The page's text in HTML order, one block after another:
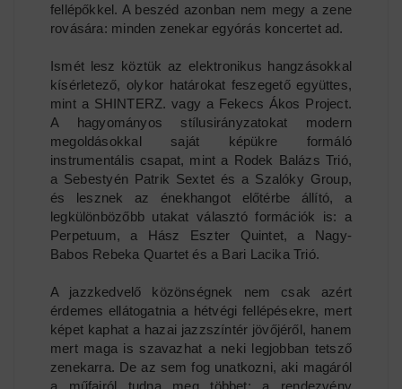
fellépőkkel. A beszéd azonban nem megy a zene
rovására: minden zenekar egyórás koncertet ad.
Ismét lesz köztük az elektronikus hangzásokkal
kísérletező, olykor határokat feszegető együttes,
mint a SHINTERZ. vagy a Fekecs Ákos Project.
A hagyományos stílusirányzatokat modern
megoldásokkal saját képükre formáló
instrumentális csapat, mint a Rodek Balázs Trió,
a Sebestyén Patrik Sextet és a Szalóky Group,
és lesznek az énekhangot előtérbe állító, a
legkülönbözőbb utakat választó formációk is: a
Perpetuum, a Hász Eszter Quintet, a Nagy-
Babos Rebeka Quartet és a Bari Lacika Trió.
A jazzkedvelő közönségnek nem csak azért
érdemes ellátogatnia a hétvégi fellépésekre, mert
képet kaphat a hazai jazzszíntér jövőjéről, hanem
mert maga is szavazhat a neki legjobban tetsző
zenekarra. De az sem fog unatkozni, aki magáról